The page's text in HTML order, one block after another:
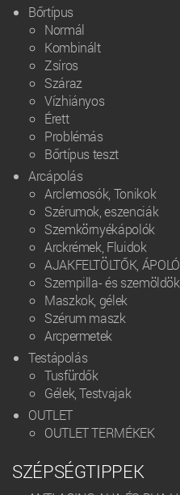
Bőrtípus
Normál
Kombinált
Zsíros
Száraz
Vízhiányos
Érett
Problémás
Bőrtípus teszt
Arcápolás
Arclemosók, Tonikok
Szérumok, eszenciák
Szemkörnyékápolók
Arckrémek, Fluidok
AJAKFELTÖLTŐK,
Szempilla- és
Maszkok, gélek
Szérum maszk
Arcpermetek
Testápolás
Tusfürdők
Gélek, Testvajak
OUTLET
OUTLET TERMÉKEK
SZÉPSÉGTIPPEK